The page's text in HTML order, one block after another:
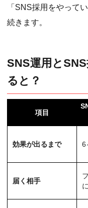
「SNS採用をやって
続きます。
SNS運用と
ると？
項目
効果が出るまで 6
届く相手